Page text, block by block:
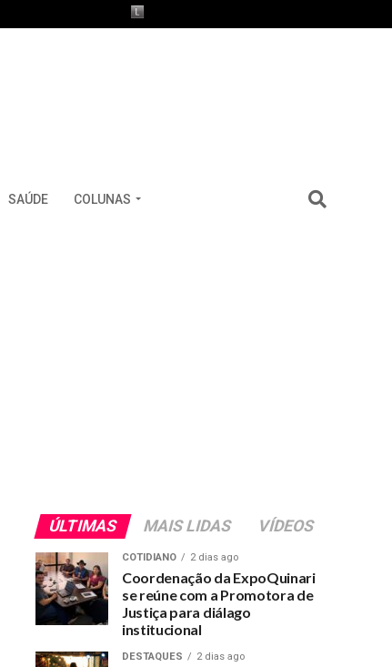
SAÚDE COLUNAS
ÚLTIMAS MAIS LIDAS VÍDEOS
COTIDIANO 2 dias ago
Coordenação da ExpoQuinari
se reúne com a Promotora de
Justiça para diálago
institucional
DESTAQUES 2 dias ago